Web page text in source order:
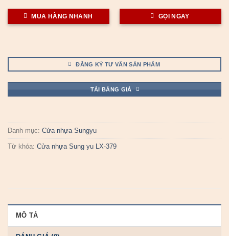
MUA HÀNG NHANH GỌI NGAY
ĐĂNG KÝ TƯ VẤN SẢN PHẨM
TẢI BẢNG GIÁ
Danh mục: Cửa nhựa Sungyu
Từ khóa: Cửa nhựa Sung yu LX-379
MÔ TẢ